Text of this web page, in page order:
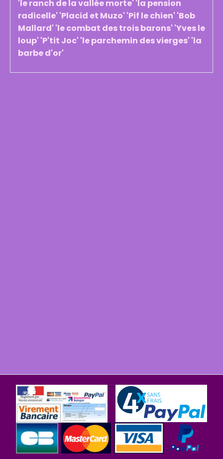
'le ranch de la vallée morte' 'la pension
radicelle' 'Placid et Muzo' 'Pif le chien' 'Bob
Mallard' 'le combat des trois barons' 'Yves le
loup' 'P'tit Joc' 'le parchemin des vierges' 'la
barbe d'or'